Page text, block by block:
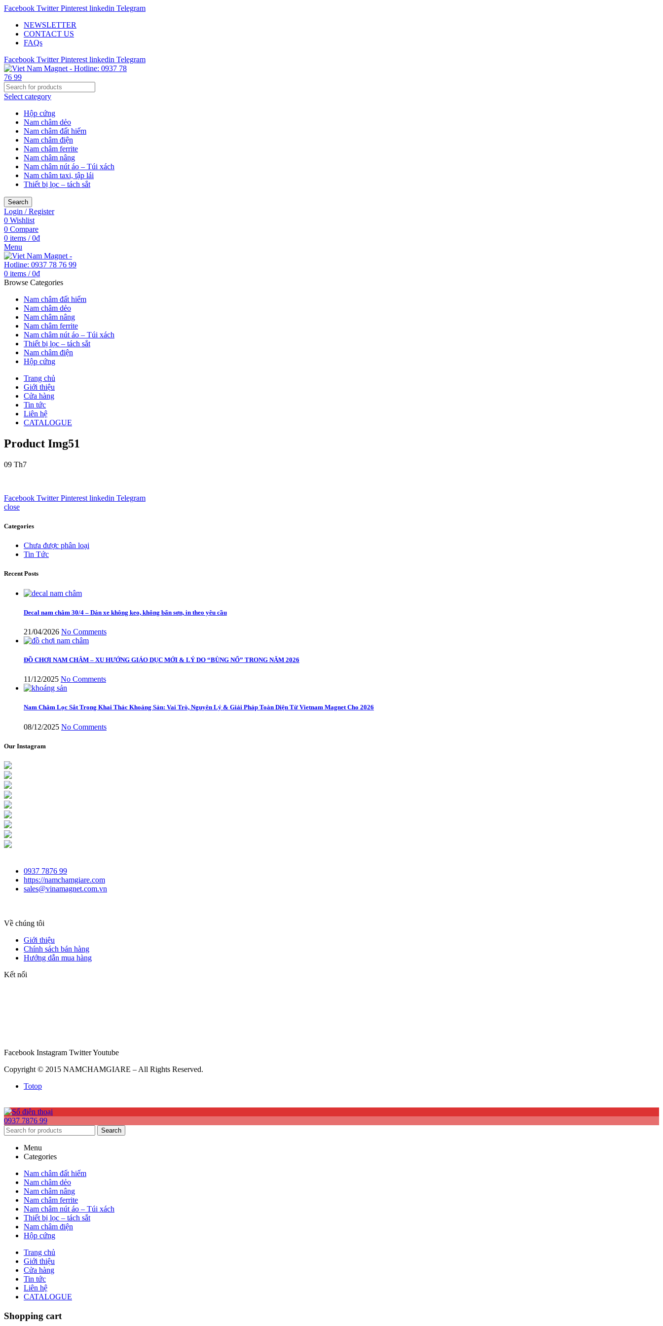
Facebook Twitter Pinterest linkedin Telegram
NEWSLETTER
CONTACT US
FAQs
Facebook Twitter Pinterest linkedin Telegram
Select category
Hộp cứng
Nam châm dẻo
Nam châm đất hiếm
Nam châm điện
Nam châm ferrite
Nam châm nâng
Nam châm nút áo – Túi xách
Nam châm taxi, tập lái
Thiết bị lọc – tách sắt
Search
Login / Register
0 Wishlist
0 Compare
0 items / 0₫
Menu
0 items / 0₫
Browse Categories
Nam châm đất hiếm
Nam châm dẻo
Nam châm nâng
Nam châm ferrite
Nam châm nút áo – Túi xách
Thiết bị lọc – tách sắt
Nam châm điện
Hộp cứng
Trang chủ
Giới thiệu
Cửa hàng
Tin tức
Liên hệ
CATALOGUE
Product Img51
09 Th7
Facebook Twitter Pinterest linkedin Telegram
close
Categories
Chưa được phân loại
Tin Tức
Recent Posts
Decal nam châm 30/4 – Dán xe không keo, không bẩn sơn, in theo yêu cầu
21/04/2026 No Comments
ĐỒ CHƠI NAM CHÂM – XU HƯỚNG GIÁO DỤC MỚI & LÝ DO “BÙNG NỔ” TRONG NĂM 2026
11/12/2025 No Comments
Nam Châm Lọc Sắt Trong Khai Thác Khoáng Sản: Vai Trò, Nguyên Lý & Giải Pháp Toàn Diện Từ Vietnam Magnet Cho 2026
08/12/2025 No Comments
Our Instagram
0937 7876 99
https://namchamgiare.com
sales@vinamagnet.com.vn
Về chúng tôi
Giới thiệu
Chính sách bán hàng
Hướng dẫn mua hàng
Kết nối
Facebook Instagram TwitterYoutube
Copyright © 2015 NAMCHAMGIARE – All Rights Reserved.
Totop
0937 7876 99
Search
Menu
Categories
Nam châm đất hiếm
Nam châm dẻo
Nam châm nâng
Nam châm ferrite
Nam châm nút áo – Túi xách
Thiết bị lọc – tách sắt
Nam châm điện
Hộp cứng
Trang chủ
Giới thiệu
Cửa hàng
Tin tức
Liên hệ
CATALOGUE
Shopping cart